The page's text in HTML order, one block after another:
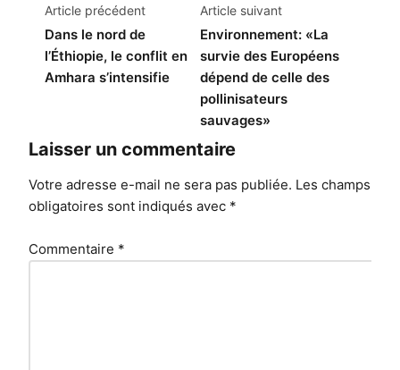
Navigation
de
l’article
Article précédent
Dans le nord de
l’Éthiopie, le conflit en
Amhara s’intensifie
Article suivant
Environnement: «La
survie des Européens
dépend de celle des
pollinisateurs
sauvages»
Laisser un commentaire
Votre adresse e-mail ne sera pas publiée. Les champs
obligatoires sont indiqués avec *
Commentaire *